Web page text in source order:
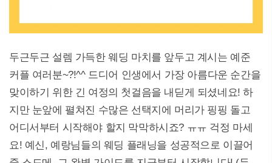
두근두근 설렘 가득한 웨딩 마치를 앞두고 계시는 예준
커플 여러분~?!^^ 드디어 인생에서 가장 아름다운 순간을
맞이하기 위한 긴 여정의 첫걸음을 내딛게 되셨네요! 하
지만 눈앞에 펼쳐진 수많은 선택지에 머리가 핑핑 돌고
어디서부터 시작해야 할지 막막하시죠? ㅠㅠ 걱정 마세
요! 예신, 예랑님들의 웨딩 플래닝을 성공적으로 이끌어